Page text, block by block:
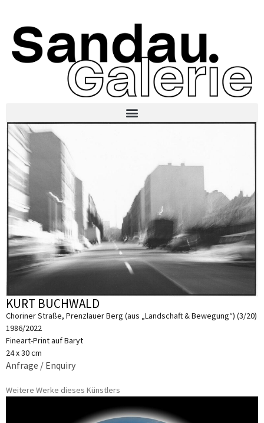
KURT BUCHWALD
Choriner Straße, Prenzlauer Berg (aus „Landschaft & Bewegung“) (3/20)
1986/2022
Fineart-Print auf Baryt
24 x 30 cm
Anfrage / Enquiry
Weitere Werke dieses Künstlers